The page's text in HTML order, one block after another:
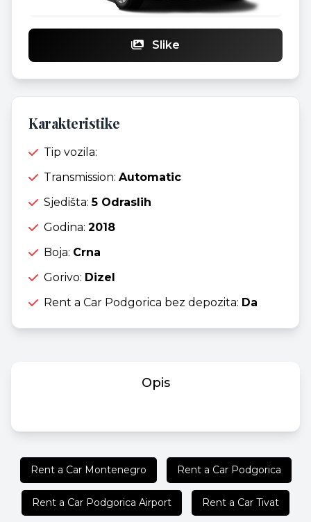
Slike
Karakteristike
Tip vozila:
Transmission: Automatic
Sjedišta:5 Odraslih
Godina: 2018
Boja: Crna
Gorivo: Dizel
Rent a Car Podgorica bez depozita: Da
Opis
Rent a Car Montenegro Rent a Car Podgorica
Rent a Car Podgorica Airport Rent a Car Tivat